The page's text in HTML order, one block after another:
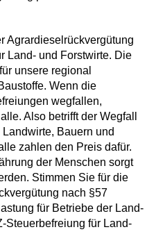
Agrardieselrückvergütung
Land- und Forstwirte. Die
unsere regional
Wenn die
wegfallen,
Also betrifft der Wegfall
Bauern und
zahlen den Preis dafür.
der Menschen sorgt
Stimmen Sie für die
nach §57
für Betriebe der Land-
Steuerbefreiung für Land-